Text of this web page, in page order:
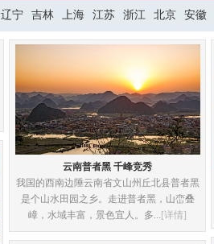
辽宁 吉林 上海 江苏 浙江 北京 安徽
云南普者黑 千峰竞秀
我国的西南边陲云南省文山州丘北县普者黑
是个山水田园之乡。走进普者黑，山峦叠
嶂，水域丰富，景色宜人。多... [详情]